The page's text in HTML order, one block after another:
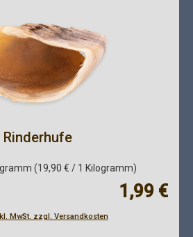
Rinderhufe
(19,90 € / 1 Kilogramm)
Regulärer
1,99 €
MwSt. zzgl. Versandkosten